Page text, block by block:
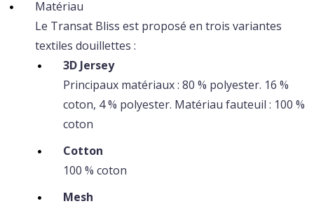
Matériau
Le Transat Bliss est proposé en trois variantes
textiles douillettes :
3D Jersey
Principaux matériaux : 80 % polyester. 16 %
coton, 4 % polyester. Matériau fauteuil : 100 %
coton
Cotton
100 % coton
Mesh